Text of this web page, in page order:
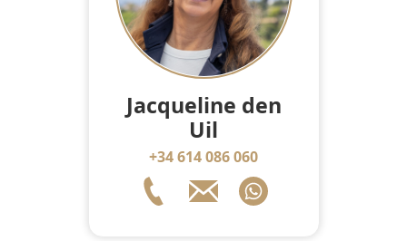
Jacqueline den
Uil
+34 614 086 060